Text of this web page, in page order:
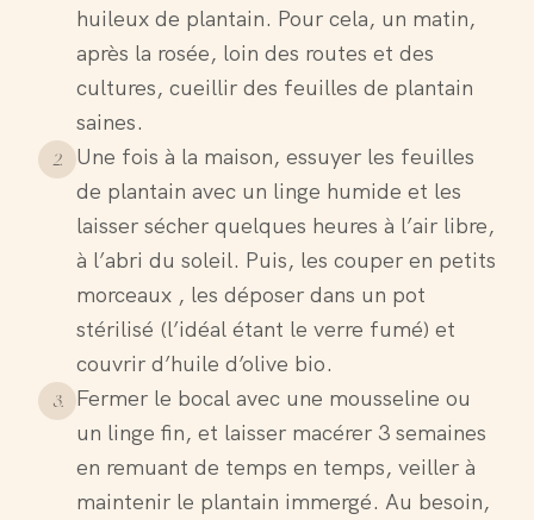
huileux de plantain. Pour cela, un matin,
après la rosée, loin des routes et des
cultures, cueillir des feuilles de plantain
saines.
2.
Une fois à la maison, essuyer les feuilles
de plantain avec un linge humide et les
laisser sécher quelques heures à l’air libre,
à l’abri du soleil. Puis, les couper en petits
morceaux , les déposer dans un pot
stérilisé (l’idéal étant le verre fumé) et
couvrir d’huile d’olive bio.
3.
Fermer le bocal avec une mousseline ou
un linge fin, et laisser macérer 3 semaines
en remuant de temps en temps, veiller à
maintenir le plantain immergé. Au besoin,